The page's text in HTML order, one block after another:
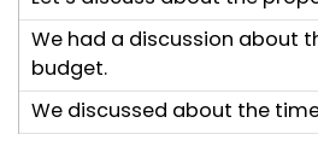
We had a discussion about
budget.
We discussed about the